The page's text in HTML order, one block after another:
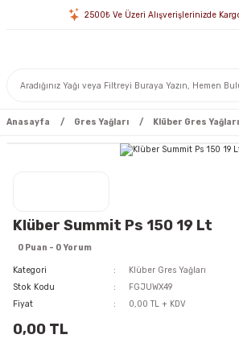
2500₺ Ve Üzeri Alışverişlerinizde
Anasayfa Gres Yağları Klüber Gres Yağları
Klüber Summit Ps 150 19 Lt
0 Puan - 0 Yorum
Kategori
Klüber Gres Yağları
Stok Kodu
FGJUWX49
Fiyat
0,00 TL + KDV
0,00 TL